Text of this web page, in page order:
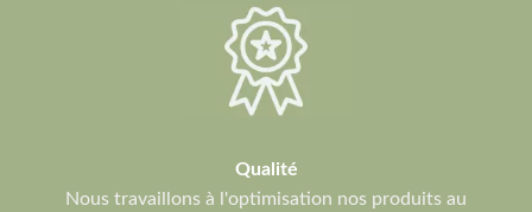
Qualité
Nous travaillons à l'optimisation nos produits au